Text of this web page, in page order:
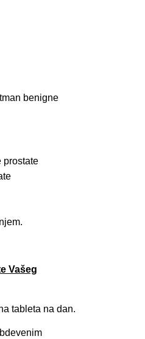
benigne
prostate
Vašeg
tableta na dan.